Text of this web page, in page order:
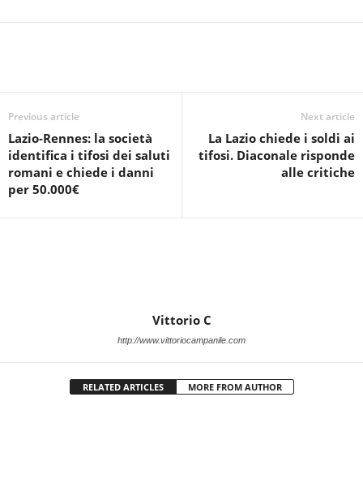
Previous article
Lazio-Rennes: la società
identifica i tifosi dei saluti
romani e chiede i danni
per 50.000€
Next article
La Lazio chiede i soldi ai
tifosi. Diaconale risponde
alle critiche
Vittorio C
http://www.vittoriocampanile.com
RELATED ARTICLES MORE FROM AUTHOR